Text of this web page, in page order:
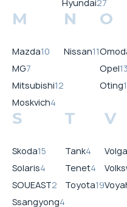
Hyundai27
M
Mazda10
MG7
Mitsubishi12
Moskvich4
N
Nissan11
O
Opel13
Oting1
S
Skoda15
Solaris4
SOUEAST2
Ssangyong4
T
Tank4
Tenet4
Toyota19
V
Volga